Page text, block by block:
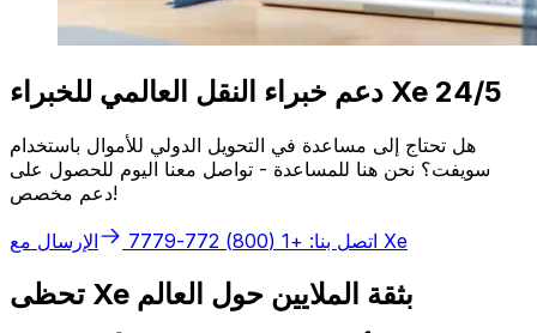
دعم خبراء النقل العالمي للخبراء Xe 24/5
هل تحتاج إلى مساعدة في التحويل الدولي للأموال باستخدام
سويفت؟ نحن هنا للمساعدة - تواصل معنا اليوم للحصول على
دعم مخصص!
اتصل بنا: +1 (800) 772-7779 الإرسال مع Xe
تحظى Xe بثقة الملايين حول العالم